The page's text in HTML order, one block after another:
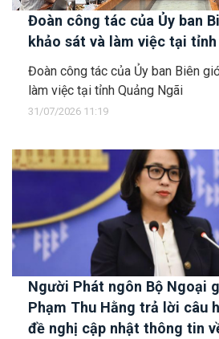
Đoàn công tác của Ủy ban
khảo sát và làm việc tại tỉnh
Đoàn công tác của Ủy ban Biên
làm việc tại tỉnh Quảng Ngãi
31/07/2026 11:19
Người Phát ngôn Bộ Ngoại
Phạm Thu Hằng trả lời câu
đề nghị cập nhật thông tin